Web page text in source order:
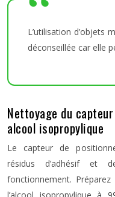
L’utilisation d’objets
déconseillée car elle
Nettoyage du
alcool isopropylique
Le capteur de
résidus d’adhésif et
fonctionnement.